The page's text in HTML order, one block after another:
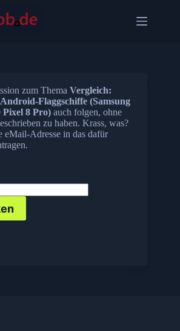
zum Thema Vergleich:
Flaggschiffe (Samsung
Pixel 8 Pro) auch folgen, ohne
zu haben. Krass, was?
eMail-Adresse in das dafür